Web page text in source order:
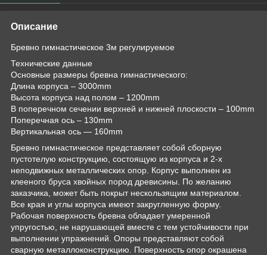
Описание
Бревно гимнастическое 3м регулируемое
Технические данные
Основные размеры бревна гимнастического:
Длина корпуса – 3000mm
Высота корпуса над полом – 1200mm
В поперечном сечении верхней и нижней плоскости – 100mm
Поперечная ось – 130mm
Вертикальная ось — 160mm
Бревно гимнастическое представляет собой сборную
пустотелую конструкцию, состоящую из корпуса и 2-х
неподвижных металлических опор. Корпус выполнен из
клееного бруса хвойных пород древисины. По желанию
заказчика, может быть покрыт нескользящим материалом.
Все края и углы корпуса имеют закругленную форму.
Рабочая поверхность бревна обладает умеренной
упругостью, не нарушающей вместе с тем устойчивости при
выполнении упражнений. Опоры представляют собой
сварную металлоконструкцию. Поверхность опор окрашена